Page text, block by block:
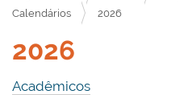
Calendários
2026
2026
Acadêmicos